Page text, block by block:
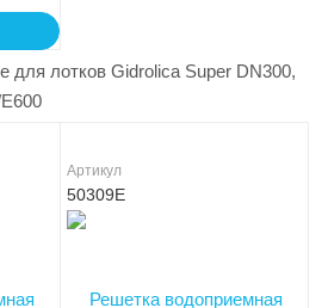
для лотков Gidrolica Super DN300,
Артикул
50309E